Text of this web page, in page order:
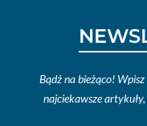
Bądź na bieżąco!
najciekawsze